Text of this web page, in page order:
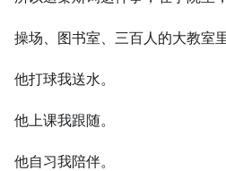
操场、图书室、三百人的大教室
他打球我送水。
他上课我跟随。
他自习我陪伴。